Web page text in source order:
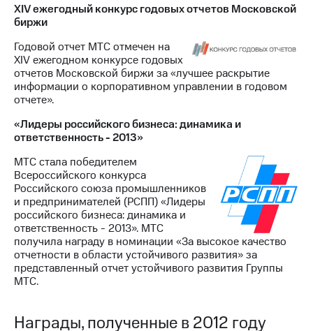
XIV ежегодный конкурс годовых отчетов Московской
биржи
Годовой отчет МТС отмечен на
XIV ежегодном конкурсе годовых
отчетов Московской биржи за «лучшее раскрытие
информации о корпоративном управлении в годовом
отчете».
«Лидеры российского бизнеса: динамика и
ответственность - 2013»
МТС стала победителем
Всероссийского конкурса
Российского союза промышленников
и предпринимателей (РСПП) «Лидеры
российского бизнеса: динамика и
ответственность - 2013». МТС
получила награду в номинации «За высокое качество
отчетности в области устойчивого развития» за
представленный отчет устойчивого развития Группы
МТС.
Награды, полученные в 2012 году